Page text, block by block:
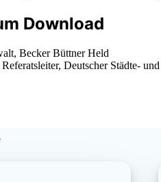
Download
Becker Büttner Held
Deutscher Städte-